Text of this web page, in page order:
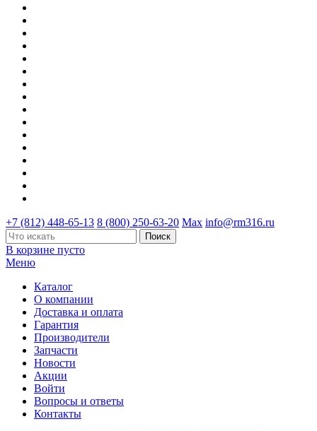
+7 (812) 448-65-13 8 (800) 250-63-20 Max info@rm316.ru
В корзине пусто
Меню
Каталог
О компании
Доставка и оплата
Гарантия
Производители
Запчасти
Новости
Акции
Войти
Вопросы и ответы
Контакты